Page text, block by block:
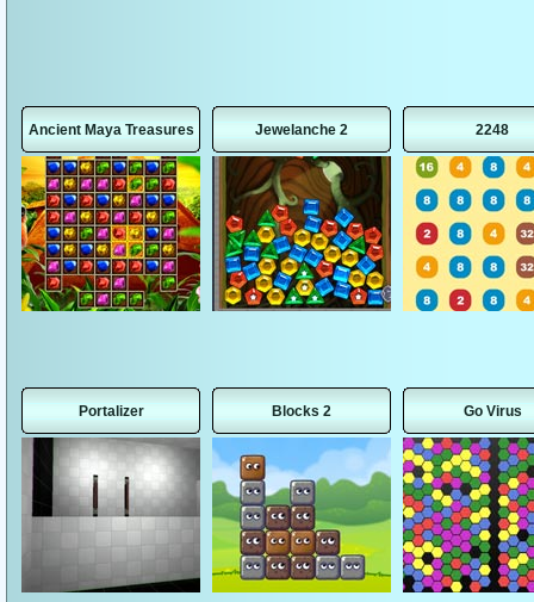
Ancient Maya Treasures Jewelanche 2 2248
Portalizer Blocks 2 Go Virus